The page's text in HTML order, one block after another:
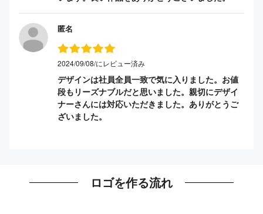
匿名
2024/09/08/にレビュー済み
デザインは社員全員一致で気に入りました。お値
段もリーズナブルだと思いました。親切にデザイ
ナーさんには対応いただきました。ありがとうご
ざいました。
ロゴを作る流れ